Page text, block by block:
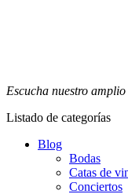
Escucha nuestro
Listado de categorías
Blog
Bodas
Catas de
Conciertos